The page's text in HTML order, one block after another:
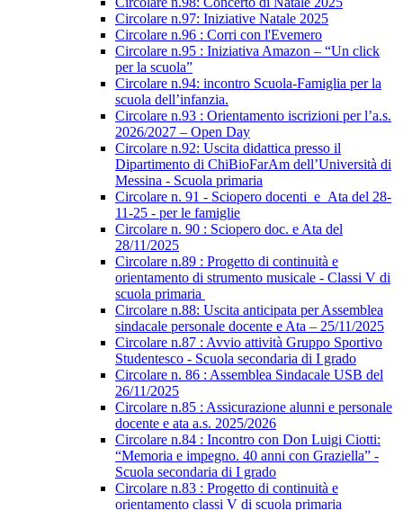
Circolare n.97: Iniziative Natale 2025
Circolare n.96 : Corri con l'Evemero
Circolare n.95 : Iniziativa Amazon – “Un click
per la scuola”
Circolare n.94: incontro Scuola-Famiglia per la
scuola dell’infanzia.
Circolare n.93 : Orientamento iscrizioni per l’a.s.
2026/2027 – Open Day
Circolare n.92: Uscita didattica presso il
Dipartimento di ChiBioFarAm dell’Università di
Messina - Scuola primaria
Circolare n. 91 - Sciopero docenti_e_Ata del 28-
11-25 - per le famiglie
Circolare n. 90 : Sciopero doc. e Ata del
28/11/2025
Circolare n.89 : Progetto di continuità e
orientamento di strumento musicale - Classi V di
scuola primaria
Circolare n.88: Uscita anticipata per Assemblea
sindacale personale docente e Ata – 25/11/2025
Circolare n.87 : Avvio attività Gruppo Sportivo
Studentesco - Scuola secondaria di I grado
Circolare n. 86 : Assemblea Sindacale USB del
26/11/2025
Circolare n.85 : Assicurazione alunni e personale
docente e ata a.s. 2025/2026
Circolare n.84 : Incontro con Don Luigi Ciotti:
“Memoria e impegno. 40 anni con Graziella” -
Scuola secondaria di I grado
Circolare n.83 : Progetto di continuità e
orientamento classi V di scuola primaria